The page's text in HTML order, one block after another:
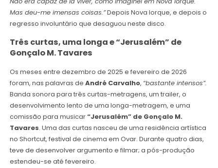
Mas deu-me imensas coisas.”Depois Nova Iorque, e depois o
regresso involuntário que desaguou neste disco.
Três curtas, uma longa e “Jerusalém” de
Gonçalo M. Tavares
Os meses entre dezembro de 2025 e fevereiro de 2026
foram, nas palavras de André Carvalho, “bastante intensos”.
Banda sonora para três curtas-metragens, um trailer, o
desenvolvimento lento de uma longa-metragem, e uma
comissão para musicar“Jerusalém” de Gonçalo M.
Tavares. Uma das curtas nasceu de uma residência artística
no Shortcut, festival de cinema em Ovar. Durante quatro dias,
teve de desenvolver argumento e filmar; a pós-produção
estendeu-se até fevereiro.